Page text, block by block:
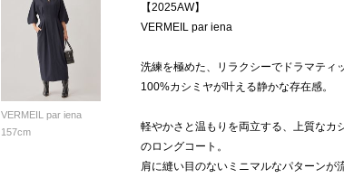
VERMEIL par iena
157cm
【2025AW】
VERMEIL par iena
洗練を極めた、リラクシーでドラマティ
100%カシミヤが叶える静かな存在感。
軽やかさと温もりを両立する、上質なカ
のロングコート。
肩に縫い目のないミニマルなパターンが